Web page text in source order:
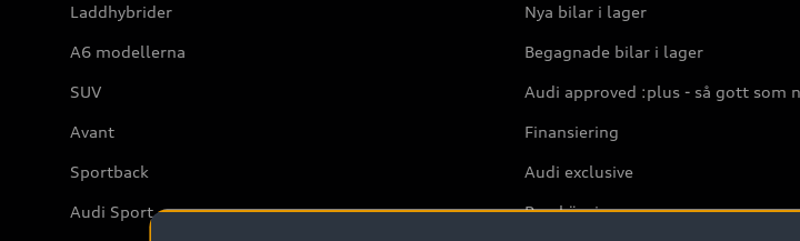
Laddhybrider
A6 modellerna
SUV
Avant
Sportback
Audi Sport
Nya bilar i lager
Begagnade bilar i lager
Audi approved :plus - så gott som
Finansiering
Audi exclusive
Provkörning